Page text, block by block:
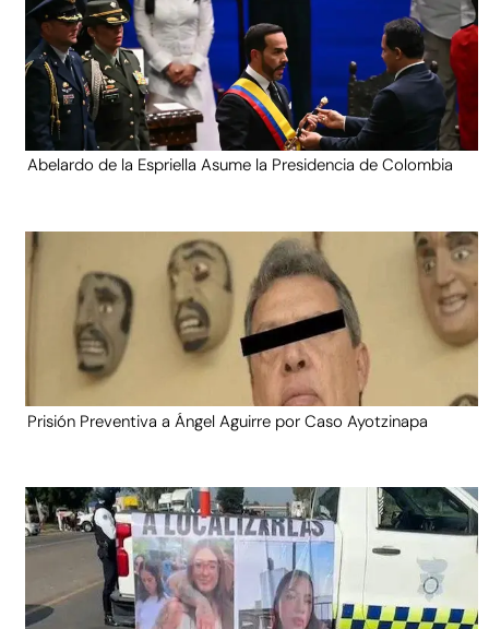
Abelardo de la Espriella Asume la Presidencia de Colombia
Prisión Preventiva a Ángel Aguirre por Caso Ayotzinapa